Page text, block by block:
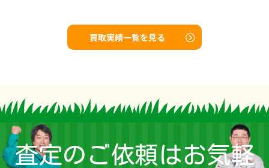
買取実績一覧を見る
査定のご依頼はお気軽